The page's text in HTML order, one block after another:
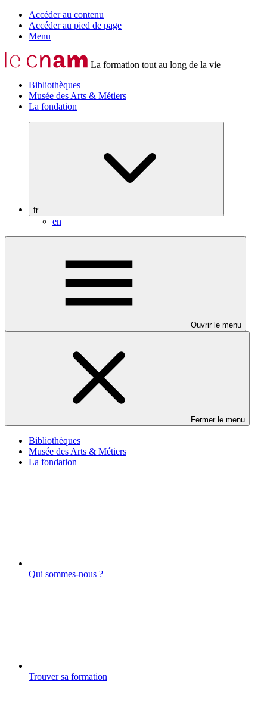
Accéder au contenu
Accéder au pied de page
Menu
La formation tout au long de la vie
Bibliothèques
Musée des Arts & Métiers
La fondation
fr
en
Ouvrir le menu
Fermer le menu
Bibliothèques
Musée des Arts & Métiers
La fondation
Qui sommes-nous ?
Trouver sa formation